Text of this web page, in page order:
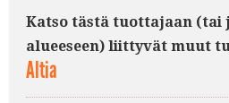
Katso tästä tuottajaan (tai
alueeseen) liittyvät muut
Altia